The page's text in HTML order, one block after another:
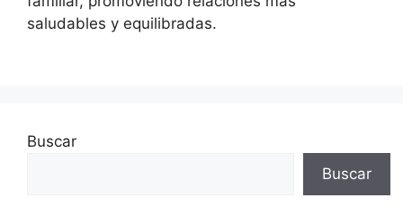
saludables y equilibradas.
Buscar
Buscar